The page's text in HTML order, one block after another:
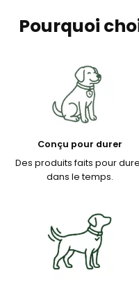
Pourquoi
Conçu pour durer
Des produits faits pour
dans le temps.